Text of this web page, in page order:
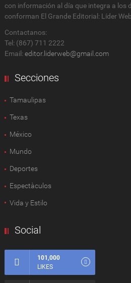
con información al día que integra a los
conforman El Grande Editorial: Líder
Contactanos:
Tel: (867) 711 2222
Email: editor.liderweb@gmail.com
Secciones
Tamaulipas
Texas
México
Mundo
Deportes
Espectàculos
Vida y Estilo
Social
101,000
LIKES